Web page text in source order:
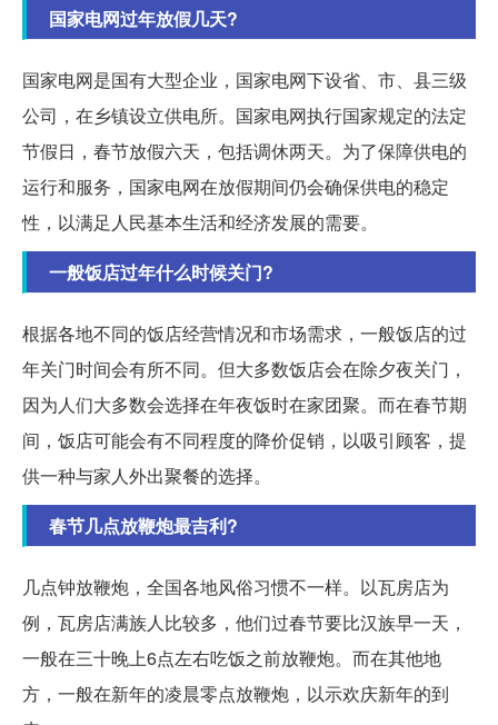
国家电网过年放假几天?
国家电网是国有大型企业，国家电网下设省、市、县三级
公司，在乡镇设立供电所。国家电网执行国家规定的法定
节假日，春节放假六天，包括调休两天。为了保障供电的
运行和服务，国家电网在放假期间仍会确保供电的稳定
性，以满足人民基本生活和经济发展的需要。
一般饭店过年什么时候关门?
根据各地不同的饭店经营情况和市场需求，一般饭店的过
年关门时间会有所不同。但大多数饭店会在除夕夜关门，
因为人们大多数会选择在年夜饭时在家团聚。而在春节期
间，饭店可能会有不同程度的降价促销，以吸引顾客，提
供一种与家人外出聚餐的选择。
春节几点放鞭炮最吉利?
几点钟放鞭炮，全国各地风俗习惯不一样。以瓦房店为
例，瓦房店满族人比较多，他们过春节要比汉族早一天，
一般在三十晚上6点左右吃饭之前放鞭炮。而在其他地
方，一般在新年的凌晨零点放鞭炮，以示欢庆新年的到